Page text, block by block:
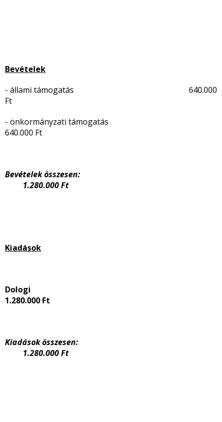
Bevételek
- állami támogatás 640.000
Ft
- önkormányzati támogatás
640.000 Ft
Bevételek összesen:
1.280.000 Ft
Kiadások
Dologi
1.280.000 Ft
Kiadások összesen:
1.280.000 Ft